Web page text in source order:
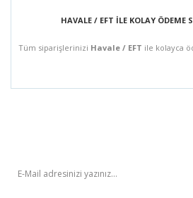
HAVALE / EFT İLE KOLAY ÖDEME
Tüm siparişlerinizi Havale / EFT ile kolayca